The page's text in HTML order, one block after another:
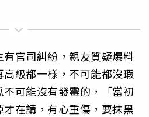
官司糾紛，親友質疑爆料
級都一樣，不可能都沒瑕
可能沒有發霉的，「當初
在講，有心重傷，要抹黑